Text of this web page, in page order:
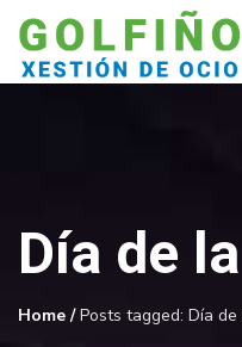
Día de
Home /Posts tagged: Día